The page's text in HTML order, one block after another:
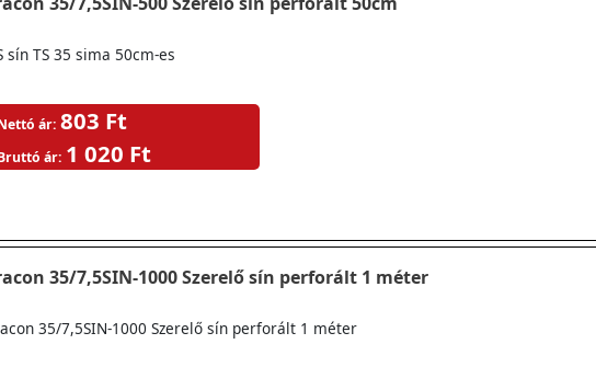
sín TS 35 sima 50cm-es
ár: 803 Ft
ár: 1 020 Ft
35/7,5SIN-1000 Szerelő sín perforált 1 méter
35/7,5SIN-1000 Szerelő sín perforált 1 méter